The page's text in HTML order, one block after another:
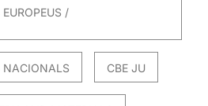
/
NACIONALS CBE JU